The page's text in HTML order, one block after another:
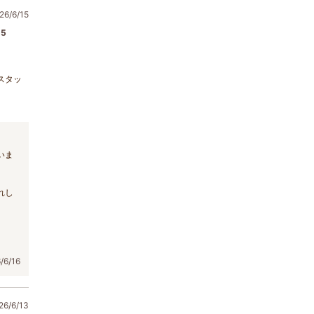
6/15
5
タッ
ま
し
6/16
6/13